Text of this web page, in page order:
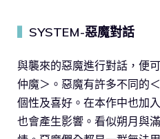
SYSTEM-惡魔對話
與襲來的惡魔進行對話，便
仲魔＞。惡魔有許多不同的
個性及喜好。在本作中也加
也會產生影響。看似朔月與